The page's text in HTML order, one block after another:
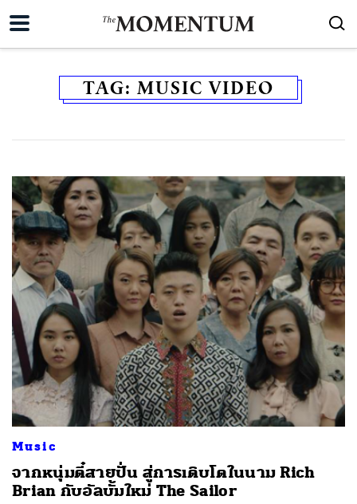
TAG: MUSIC VIDEO
Music
จากหนุ่มตี๋สายปั่น สู่การเติบโตในนาม Rich
Brian กับอัลบั้มใหม่ The Sailor